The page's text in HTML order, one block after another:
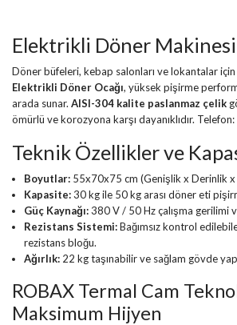
Elektrikli Döner
Döner büfeleri, kebap salonları ve lokantalar
Elektrikli Döner Ocağı, yüksek pişirme
arada sunar. AISI-304 kalite paslanmaz çelik
ömürlü ve korozyona karşı dayanıklıdır. Telefon:
Teknik Özellikler ve
Boyutlar: 55x70x75 cm (Genişlik x Derinlik x
Kapasite:30 kg ile 50 kg arası döner eti
Güç Kaynağı:380 V / 50 Hz çalışma gerilimi
Rezistans Sistemi:Bağımsız kontrol
rezistans bloğu.
Ağırlık: 22 kg taşınabilir ve sağlam gövde
ROBAX Termal Cam
Maksimum Hijyen